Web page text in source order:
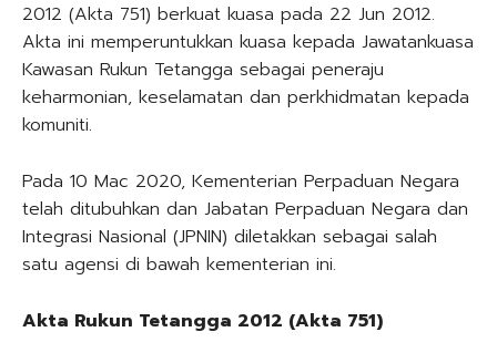
2012 (Akta 751) berkuat kuasa pada 22 Jun 2012.
Akta ini memperuntukkan kuasa kepada Jawatankuasa
Kawasan Rukun Tetangga sebagai peneraju
keharmonian, keselamatan dan perkhidmatan kepada
komuniti.
Pada 10 Mac 2020, Kementerian Perpaduan Negara
telah ditubuhkan dan Jabatan Perpaduan Negara dan
Integrasi Nasional (JPNIN) diletakkan sebagai salah
satu agensi di bawah kementerian ini.
Akta Rukun Tetangga 2012 (Akta 751)